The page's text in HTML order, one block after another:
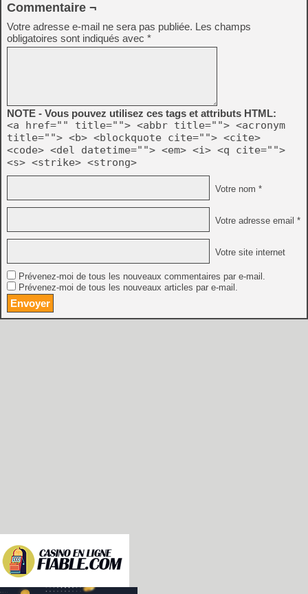
Commentaire ¬
Votre adresse e-mail ne sera pas publiée. Les champs
obligatoires sont indiqués avec *
NOTE - Vous pouvez utilisez ces tags et attributs HTML:
<a href="" title=""> <abbr title=""> <acronym
title=""> <b> <blockquote cite=""> <cite>
<code> <del datetime=""> <em> <i> <q cite="">
<s> <strike> <strong>
Votre nom *
Votre adresse email *
Votre site internet
Prévenez-moi de tous les nouveaux commentaires par e-mail.
Prévenez-moi de tous les nouveaux articles par e-mail.